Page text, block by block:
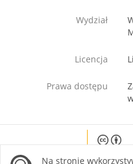
Wydział
Licencja
Prawa dostępu
site is
Na stronie